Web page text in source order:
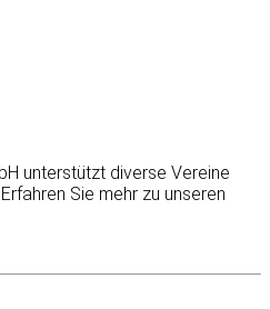
unterstützt diverse Vereine
Sie mehr zu unseren